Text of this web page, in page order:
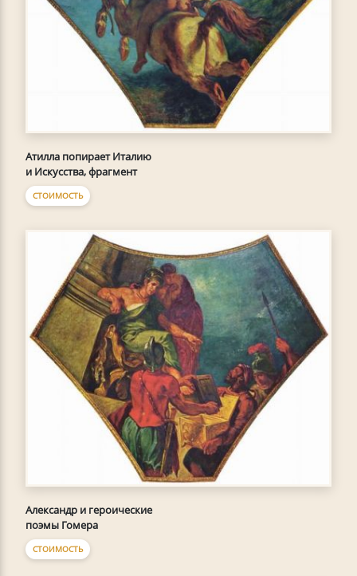
Атилла попирает Италию
и Искусства, фрагмент
СТОИМОСТЬ
Александр и героические
поэмы Гомера
СТОИМОСТЬ